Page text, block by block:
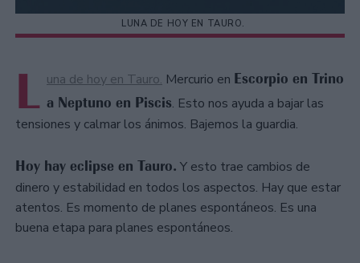
LUNA DE HOY EN TAURO.
L una de hoy en Tauro. Mercurio en Escorpio en Trino
a Neptuno en Piscis. Esto nos ayuda a bajar las
tensiones y calmar los ánimos. Bajemos la guardia.
Hoy hay eclipse en Tauro. Y esto trae cambios de
dinero y estabilidad en todos los aspectos. Hay que estar
atentos. Es momento de planes espontáneos. Es una
buena etapa para planes espontáneos.